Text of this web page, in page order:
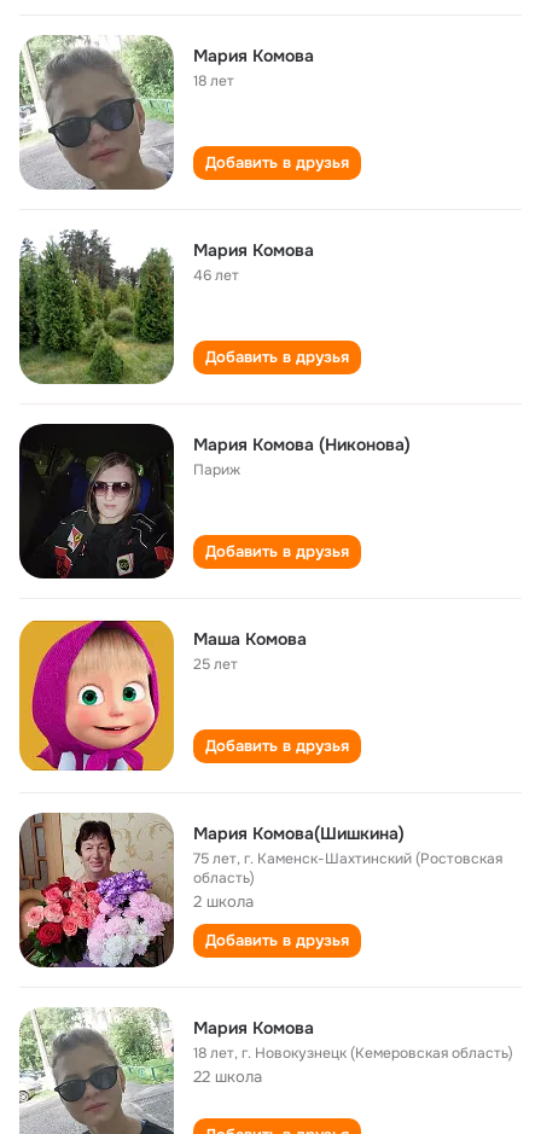
Мария Комова
18 лет
Добавить в друзья
Мария Комова
46 лет
Добавить в друзья
Мария Комова (Никонова)
Париж
Добавить в друзья
Маша Комова
25 лет
Добавить в друзья
Мария Комова(Шишкина)
75 лет,г. Каменск-Шахтинский (Ростовская
область)
2 школа
Добавить в друзья
Мария Комова
18 лет,г. Новокузнецк (Кемеровская область)
22 школа